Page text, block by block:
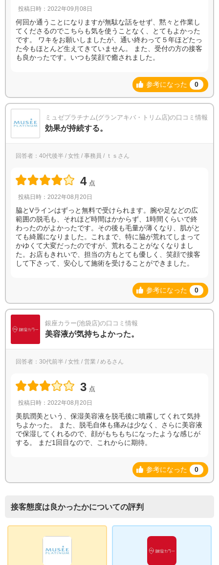
投稿日時：2022年09月08日
何回か通うことになりますが無駄な話をせず、黙々と作業し
てくださるのでこちらも気を使うことなく、とてもよかった
です。 ワキをお願いしましたが、通い終わって５年ほどたっ
た今もほとんど生えてきていません。 また、受付の方の接客
も良かったです。いつも笑顔で癒されました。
参考になった 0
ミュゼプラチナム(グランアキバ・トリム店)の口コミ情報
効果が持続する。
回答者：40代後半 / 女性 / 事務員 / ｔｓさん
4 点
投稿日時：2022年08月20日
脇とVラインはずっと無料で受けられます。腕や足などの広
範囲の脱毛も、それほど時間はかからず、1時間くらいで終
わったのがよかったです。その後も毛量が薄くなり、肌がと
ても綺麗になりました。これまで、特に脇が荒れてしまって
かゆくて大変だったのですが、荒れることがなくなりまし
た。お店もきれいで、担当の方もとても優しく、笑顔で接客
して下さって、安心して施術を受けることができました。
参考になった 0
銀座カラー(池袋店)の口コミ情報
美容液が気持ちよかった。
回答者：30代前半 / 女性 / 営業 / めるさん
3 点
投稿日時：2022年08月20日
美肌潤美という、保湿美容液を脱毛後に噴霧してくれて気持
ちよかった。 また、脱毛自体も痛みは少なく、さらに美容液
で保湿してくれるので、顔がもちもちになったような感じが
する。 まだ1回目なので、これからに期待。
参考になった 0
接客態度は良かったかについての評判